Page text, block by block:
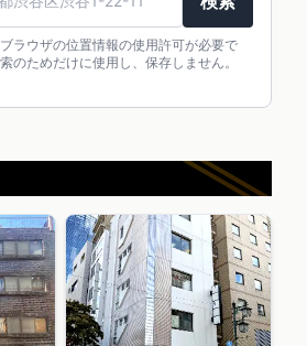
ラウザの位置情報の使用許可が必要で
のためだけに使用し、保存しません。